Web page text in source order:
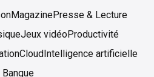
MagazinePresse & Lecture
Jeux vidéoProductivité
Cloud Intelligence artificielle
Banque